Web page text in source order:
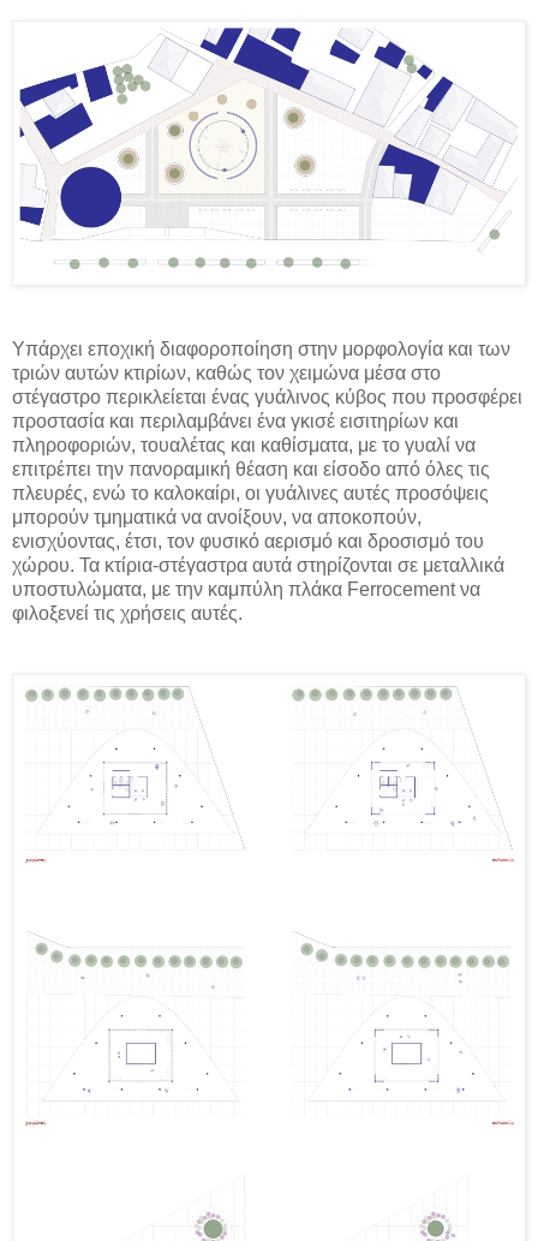
Υπάρχει εποχική διαφοροποίηση στην μορφολογία και των
τριών αυτών κτιρίων, καθώς τον χειμώνα μέσα στο
στέγαστρο περικλείεται ένας γυάλινος κύβος που προσφέρει
προστασία και περιλαμβάνει ένα γκισέ εισιτηρίων και
πληροφοριών, τουαλέτας και καθίσματα, με το γυαλί να
επιτρέπει την πανοραμική θέαση και είσοδο από όλες τις
πλευρές, ενώ το καλοκαίρι, οι γυάλινες αυτές προσόψεις
μπορούν τμηματικά να ανοίξουν, να αποκοπούν,
ενισχύοντας, έτσι, τον φυσικό αερισμό και δροσισμό του
χώρου. Τα κτίρια-στέγαστρα αυτά στηρίζονται σε μεταλλικά
υποστυλώματα, με την καμπύλη πλάκα Ferrocementνα
φιλοξενεί τις χρήσεις αυτές.